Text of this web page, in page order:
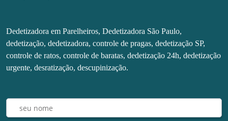
Dedetizadora em Parelheiros, Dedetizadora São Paulo,
dedetização, dedetizadora, controle de pragas, dedetização SP,
controle de ratos, controle de baratas, dedetização 24h, dedetização
urgente, desratização, descupinização.